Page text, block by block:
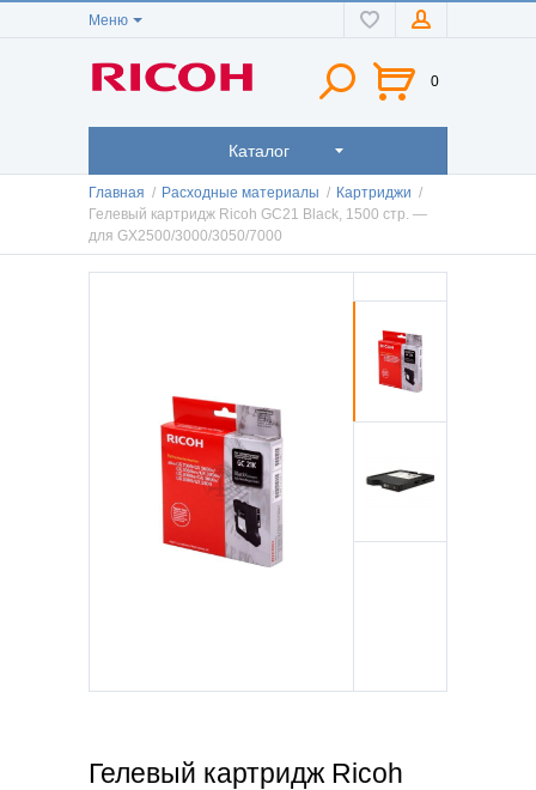
Меню
0
Каталог
Главная / Расходные материалы / Картриджи /
Гелевый картридж Ricoh GC21 Black, 1500 стр. —
для GX2500/3000/3050/7000
Гелевый картридж Ricoh